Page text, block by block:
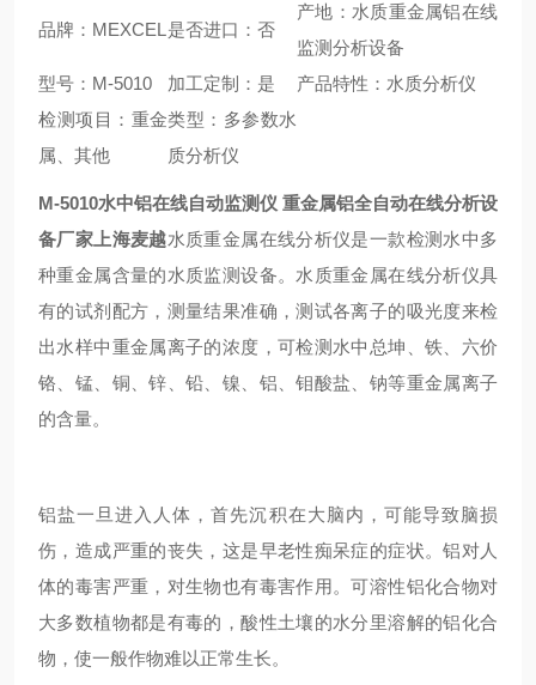
品牌：MEXCEL 是否进口：否
产地：水质重金属铝在线
监测分析设备
型号：M-5010
加工定制：是
产品特性：水质分析仪
检测项目：重金
属、其他
类型：多参数水
质分析仪
M-5010水中铝在线自动监测仪 重金属铝全自动在线分析设
备厂家上海麦越水质重金属在线分析仪是一款检测水中多
种重金属含量的水质监测设备。水质重金属在线分析仪具
有的试剂配方，测量结果准确，测试各离子的吸光度来检
出水样中重金属离子的浓度，可检测水中总坤、铁、六价
铬、锰、铜、锌、铅、镍、铝、钼酸盐、钠等重金属离子
的含量。
铝盐一旦进入人体，首先沉积在大脑内，可能导致脑损
伤，造成严重的丧失，这是早老性痴呆症的症状。铝对人
体的毒害严重，对生物也有毒害作用。可溶性铝化合物对
大多数植物都是有毒的，酸性土壤的水分里溶解的铝化合
物，使一般作物难以正常生长。